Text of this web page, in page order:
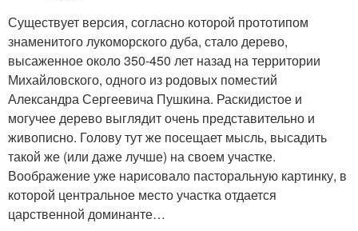
Существует версия, согласно которой прототипом
знаменитого лукоморского дуба, стало дерево,
высаженное около 350-450 лет назад на территории
Михайловского, одного из родовых поместий
Александра Сергеевича Пушкина. Раскидистое и
могучее дерево выглядит очень представительно и
живописно. Голову тут же посещает мысль, высадить
такой же (или даже лучше) на своем участке.
Воображение уже нарисовало пасторальную картинку, в
которой центральное место участка отдается
царственной доминанте…